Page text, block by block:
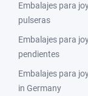
Embalajes para
pulseras
Embalajes para
pendientes
Embalajes para
in Germany